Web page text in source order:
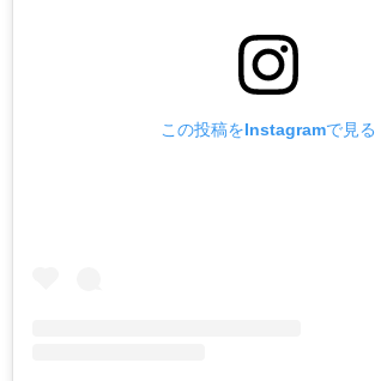
この投稿をInstagramで見る